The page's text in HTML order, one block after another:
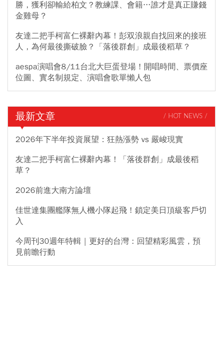
勝，獲利卻輸給柏文？教練課、會籍…誰才是真正賺錢
金雞母？
友達二把手柯富仁裸辭內幕！彭双浪親自找回來的接班
人，為何最後撕破臉？「落後群創」成最後稻草？
aespa演唱會8/11台北大巨蛋登場！開唱時間、票價座
位圖、實名制規定、演唱會歌單懶人包
最新文章 / HOT NEWS /
2026年下半年投資展望：狂熱漲勢 vs 嚴峻現實
友達二把手柯富仁裸辭內幕！「落後群創」成最後稻
草？
2026前進大南方論壇
佳世達集團艦隊無人機小隊起飛！鎖定美日頂級客戶切
入
今周刊30週年特輯｜更好的台灣：回望精彩風雲，預
見前瞻行動